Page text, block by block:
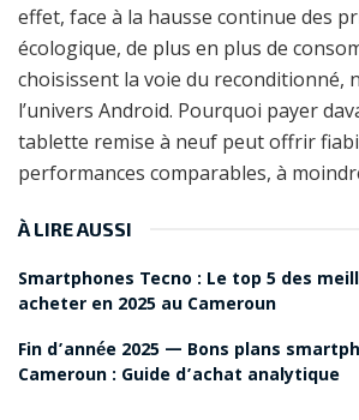
effet, face à la hausse continue des
écologique, de plus en plus de
choisissent la voie du reconditionné,
l’univers Android. Pourquoi payer
tablette remise à neuf peut offrir
performances comparables, à
À LIRE AUSSI
Smartphones Tecno : Le top 5 des
acheter en 2025 au Cameroun
Fin d’année 2025 — Bons plans
Cameroun : Guide d’achat analytique